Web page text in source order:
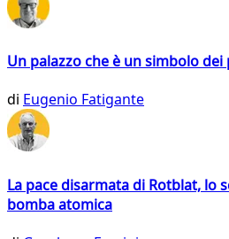
Un palazzo che è un simbolo
di Eugenio Fatigante
La pace disarmata di Rotblat, lo
bomba atomica